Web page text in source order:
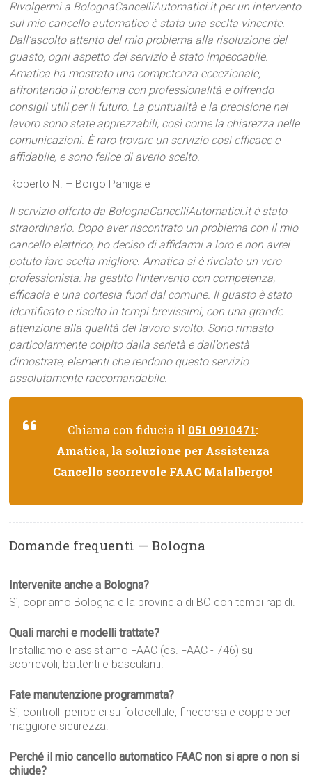
Rivolgermi a BolognaCancelliAutomatici.it per un intervento
sul mio cancello automatico è stata una scelta vincente.
Dall’ascolto attento del mio problema alla risoluzione del
guasto, ogni aspetto del servizio è stato impeccabile.
Amatica ha mostrato una competenza eccezionale,
affrontando il problema con professionalità e offrendo
consigli utili per il futuro. La puntualità e la precisione nel
lavoro sono state apprezzabili, così come la chiarezza nelle
comunicazioni. È raro trovare un servizio così efficace e
affidabile, e sono felice di averlo scelto.
Roberto N. – Borgo Panigale
Il servizio offerto da BolognaCancelliAutomatici.it è stato
straordinario. Dopo aver riscontrato un problema con il mio
cancello elettrico, ho deciso di affidarmi a loro e non avrei
potuto fare scelta migliore. Amatica si è rivelato un vero
professionista: ha gestito l’intervento con competenza,
efficacia e una cortesia fuori dal comune. Il guasto è stato
identificato e risolto in tempi brevissimi, con una grande
attenzione alla qualità del lavoro svolto. Sono rimasto
particolarmente colpito dalla serietà e dall’onestà
dimostrate, elementi che rendono questo servizio
assolutamente raccomandabile.
Chiama con fiducia il 051 0910471:
Amatica, la soluzione per Assistenza
Cancello scorrevole FAAC Malalbergo!
Domande frequenti — Bologna
Intervenite anche a Bologna?
Sì, copriamo Bologna e la provincia di BO con tempi rapidi.
Quali marchi e modelli trattate?
Installiamo e assistiamo FAAC (es. FAAC - 746) su
scorrevoli, battenti e basculanti.
Fate manutenzione programmata?
Sì, controlli periodici su fotocellule, finecorsa e coppie per
maggiore sicurezza.
Perché il mio cancello automatico FAAC non si apre o non si
chiude?